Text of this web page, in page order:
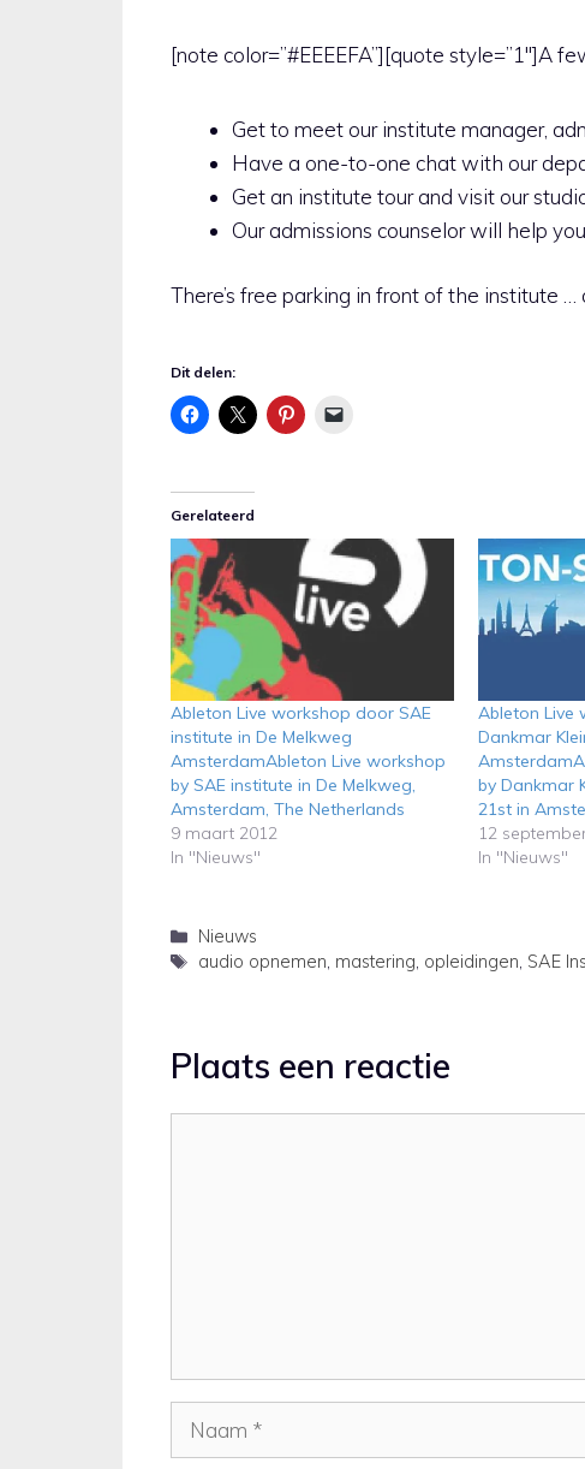
[note color=”#EEEEFA”][quote style=”1″]A
Get to meet our institute manager,
Have a one-to-one chat with our
Get an institute tour and visit our
Our admissions counselor will help
There’s free parking in front of the institute
Dit delen:
Gerelateerd
Ableton Live workshop door SAE
institute in De Melkweg
AmsterdamAbleton Live workshop
by SAE institute in De Melkweg,
Amsterdam, The Netherlands
9 maart 2012
In "Nieuws"
Ableton Live
Dankmar
by Dankmar
21st in
12
In "Nieuws"
Categorieën
Nieuws
Tags
audio opnemen, mastering, opleidingen, SAE
Plaats een reactie
Naam